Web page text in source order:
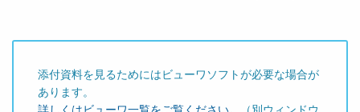
添付資料を見るためにはビューワソフトが必要な場合が
あります。